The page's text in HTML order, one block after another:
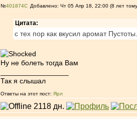
№401874 Добавлено: Чт 05 Апр 18, 22:00 (8 лет
Цитата:
с тех пор как вкусил аромат Пустоты.
Ну не болеть тогда Вам
Так я слышал
Ответы на этот пост: Ярл